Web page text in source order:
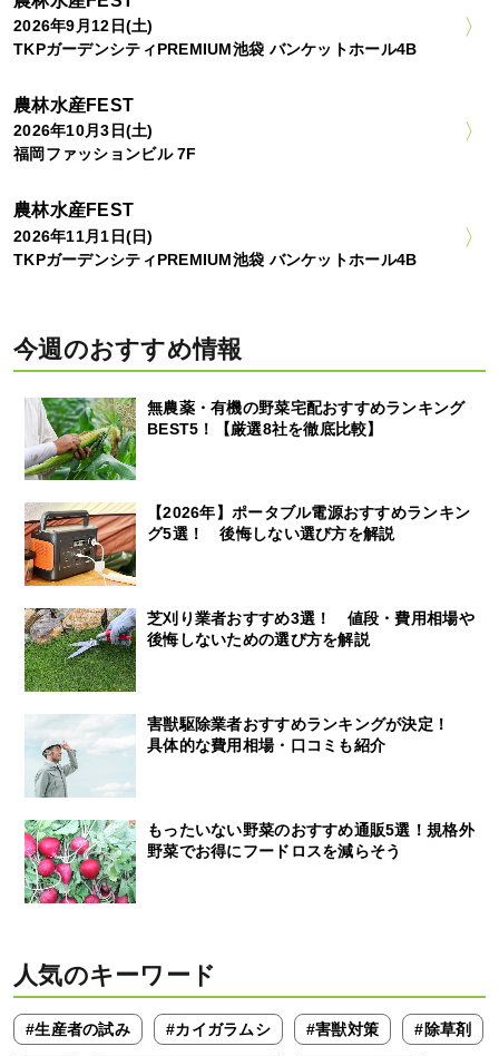
2026年9月12日(土)
TKPガーデンシティPREMIUM池袋 バンケットホール4B
農林水産FEST
2026年10月3日(土)
福岡ファッションビル 7F
農林水産FEST
2026年11月1日(日)
TKPガーデンシティPREMIUM池袋 バンケットホール4B
今週のおすすめ情報
無農薬・有機の野菜宅配おすすめランキング
BEST5！【厳選8社を徹底比較】
【2026年】ポータブル電源おすすめランキン
グ5選！ 後悔しない選び方を解説
芝刈り業者おすすめ3選！ 値段・費用相場や
後悔しないための選び方を解説
害獣駆除業者おすすめランキングが決定！
具体的な費用相場・口コミも紹介
もったいない野菜のおすすめ通販5選！規格外
野菜でお得にフードロスを減らそう
人気のキーワード
#生産者の試み #カイガラムシ #害獣対策 #除草剤